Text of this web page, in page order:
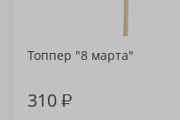
Топпер "8 марта"
310₽